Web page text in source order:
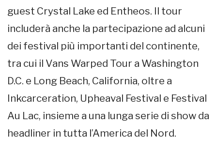
guest Crystal Lake ed Entheos. Il tour
includerà anche la partecipazione ad alcuni
dei festival più importanti del continente,
tra cui il Vans Warped Tour a Washington
D.C. e Long Beach, California, oltre a
Inkcarceration, Upheaval Festival e Festival
Au Lac, insieme a una lunga serie di show da
headliner in tutta l’America del Nord.